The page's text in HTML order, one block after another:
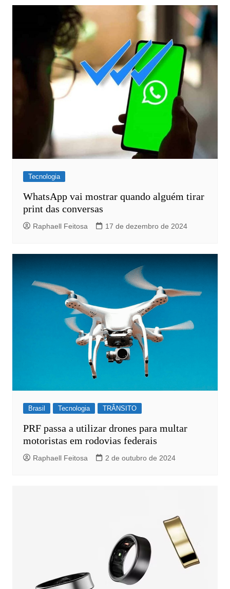
Tecnologia
WhatsApp vai mostrar quando alguém tirar
print das conversas
Raphaell Feitosa 17 de dezembro de 2024
Brasil Tecnologia TRÂNSITO
PRF passa a utilizar drones para multar
motoristas em rodovias federais
Raphaell Feitosa 2 de outubro de 2024